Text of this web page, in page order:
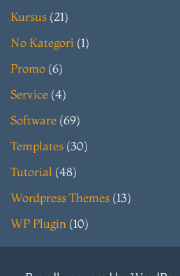
Kursus (21)
No Kategori (1)
Promo (6)
Service (4)
Software (69)
Templates (30)
Tutorial (48)
Wordpress Themes (13)
WP Plugin (10)